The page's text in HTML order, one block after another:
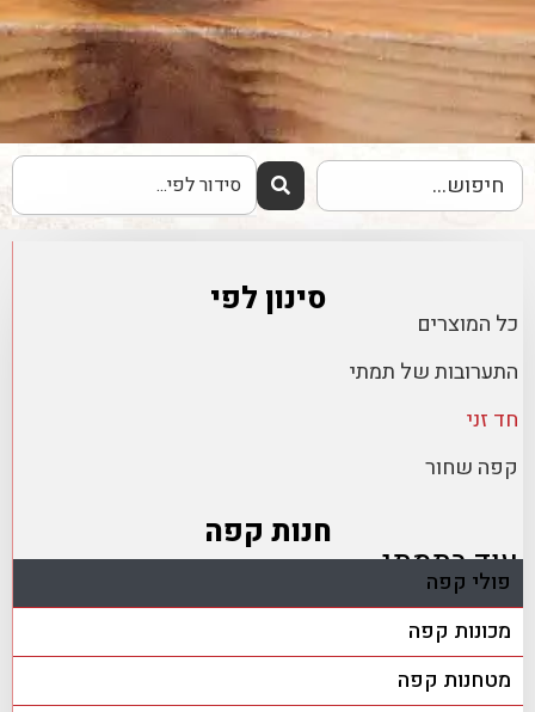
סינון לפי
כל המוצרים
התערובות של תמתי
חד זני
קפה שחור
חנות קפה
פולי קפה
מכונות קפה
מטחנות קפה
עוד בתמתי